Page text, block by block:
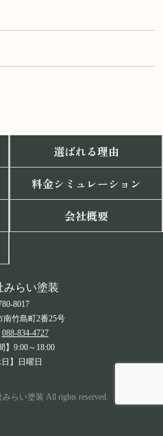
選ばれる理由
料金シミュレーション
会社概要
みらい塗装
8017
南竹島町2番25号
088-834-4727
】9:00～18:00
日】日曜日
らい塗装 All rights reserved.